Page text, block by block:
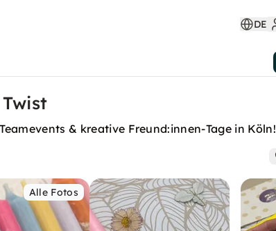
DE
& kreative Freund:innen-Tage in Köln!
Alle Fotos